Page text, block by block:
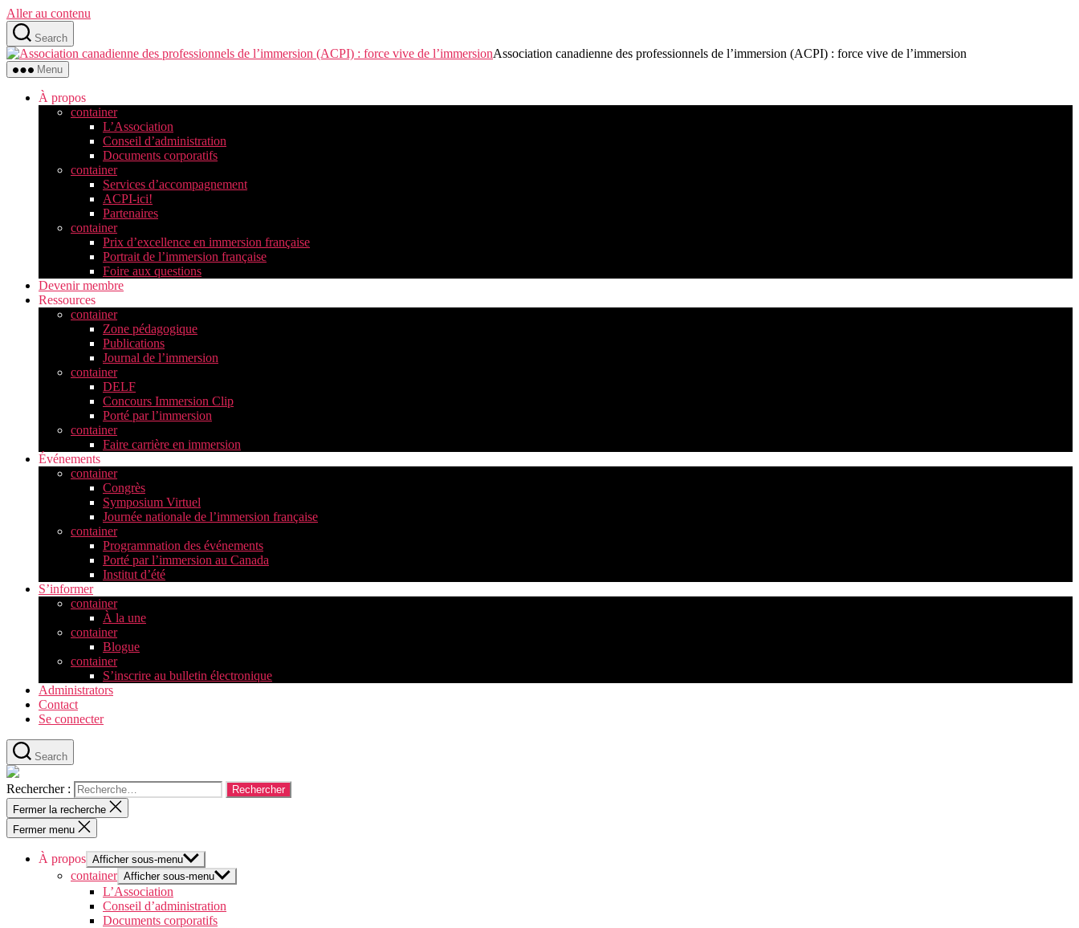
Aller au contenu
Search
Association canadienne des professionnels de l’immersion (ACPI) : force vive de l’immersion
Menu
À propos
container
L’Association
Conseil d’administration
Documents corporatifs
container
Services d’accompagnement
ACPI-ici!
Partenaires
container
Prix d’excellence en immersion française
Portrait de l’immersion française
Foire aux questions
Devenir membre
Ressources
container
Zone pédagogique
Publications
Journal de l’immersion
container
DELF
Concours Immersion Clip
Porté par l’immersion
container
Faire carrière en immersion
Événements
container
Congrès
Symposium Virtuel
Journée nationale de l’immersion française
container
Programmation des événements
Porté par l’immersion au Canada
Institut d’été
S’informer
container
À la une
container
Blogue
container
S’inscrire au bulletin électronique
Administrators
Contact
Se connecter
Search
Rechercher :
Fermer la recherche
Fermer menu
À propos Afficher sous-menu
container Afficher sous-menu
L’Association
Conseil d’administration
Documents corporatifs